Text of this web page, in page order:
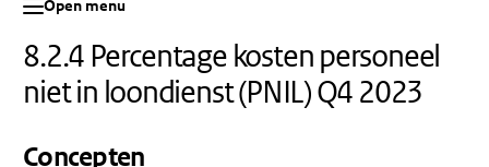
Open menu
8.2.4 Percentage kosten personeel
niet in loondienst (PNIL) Q4 2023
Concepten